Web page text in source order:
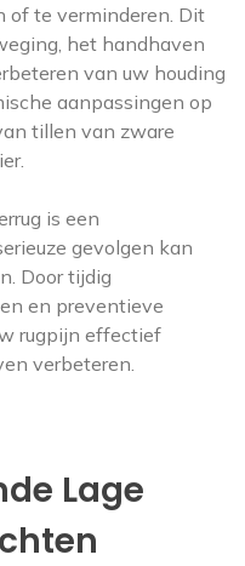
of te verminderen. Dit
het handhaven
van uw houding
aanpassingen op
tillen van zware
is een
gevolgen kan
Door tijdig
en preventieve
rugpijn effectief
verbeteren.
Lage